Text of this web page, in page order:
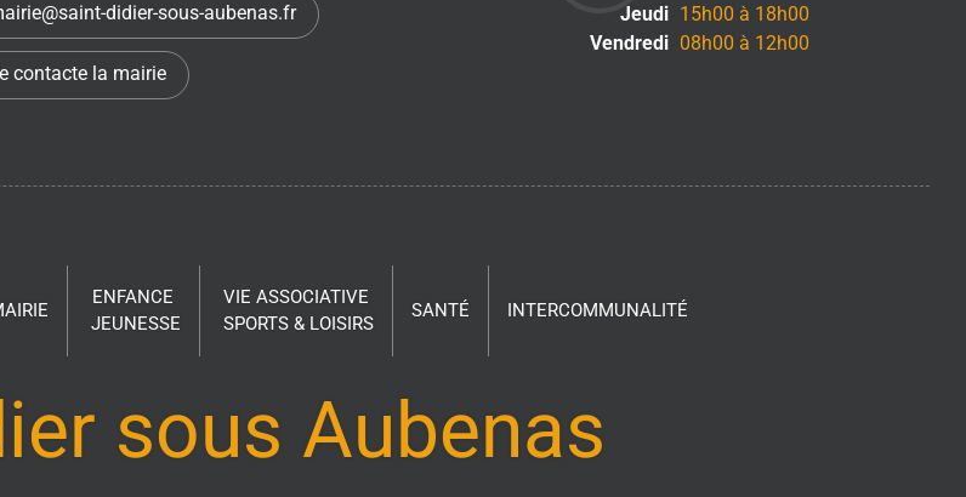
didier-sous-aubenas.fr
contacte la mairie
Jeudi 15h00 à 18h00
Vendredi 08h00 à 12h00
ENFANCE
JEUNESSE
VIE ASSOCIATIVE
SPORTS & LOISIRS
SANTÉ INTERCOMMUNALITÉ
sous Aubenas